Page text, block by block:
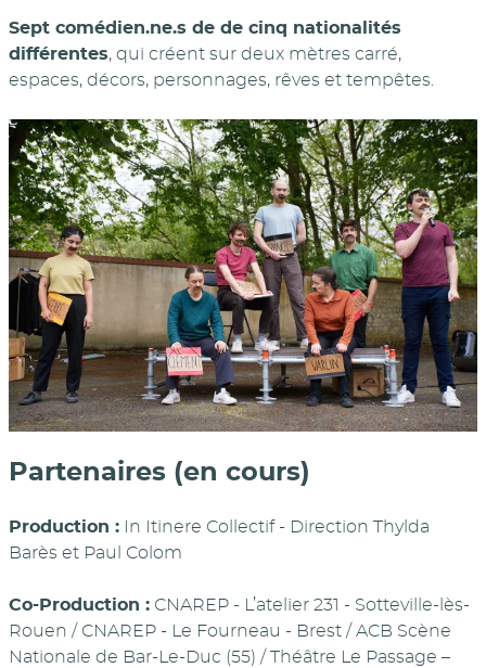
Sept comédien.ne.s de de cinq nationalités
différentes, qui créent sur deux mètres carré,
espaces, décors, personnages, rêves et tempêtes.
Partenaires (en cours)
Production : In Itinere Collectif - Direction Thylda
Barès et Paul Colom
Co-Production : CNAREP - L’atelier 231 - Sotteville-lès-
Rouen / CNAREP - Le Fourneau - Brest / ACB Scène
Nationale de Bar-Le-Duc (55) / Théâtre Le Passage –